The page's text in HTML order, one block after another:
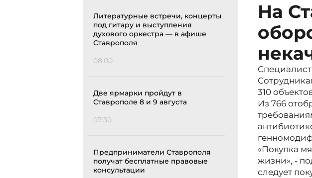
Литературные встречи, концерты
под гитару и выступления
духового оркестра — в афише
Ставрополя
08:00
Две ярмарки пройдут в
Ставрополе 8 и 9 августа
07:30
Предприниматели Ставрополя
получат бесплатные правовые
консультации
На
310
Из 766
«Покупка
жизни», -
следует